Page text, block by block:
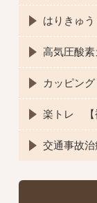
はりきゅ
高気圧酸
カッピング
楽トレ 【
交通事故治